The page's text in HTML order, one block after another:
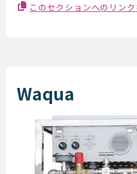
このセクションへのリン
Waqua